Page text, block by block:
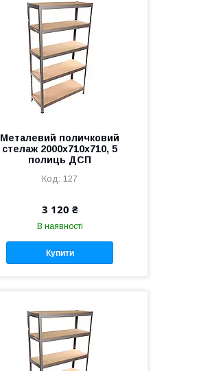
Металевий поличковий
стелаж 2000x710х710, 5
полиць ДСП
127
3 120 ₴
В наявності
Купити